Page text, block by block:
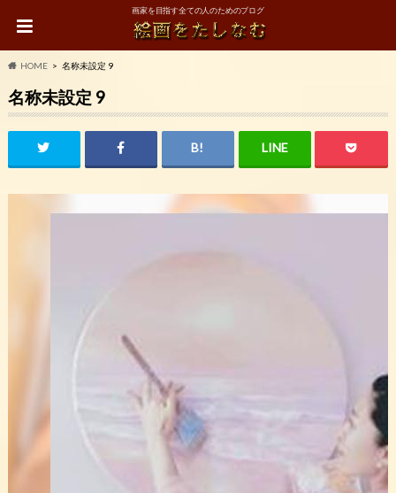
画家を目指す全ての人のためのブログ
HOME 名称未設定 9
名称未設定 9